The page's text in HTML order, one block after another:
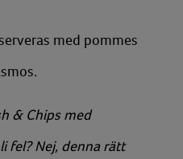
med pommes
& Chips med
fel? Nej, denna rätt